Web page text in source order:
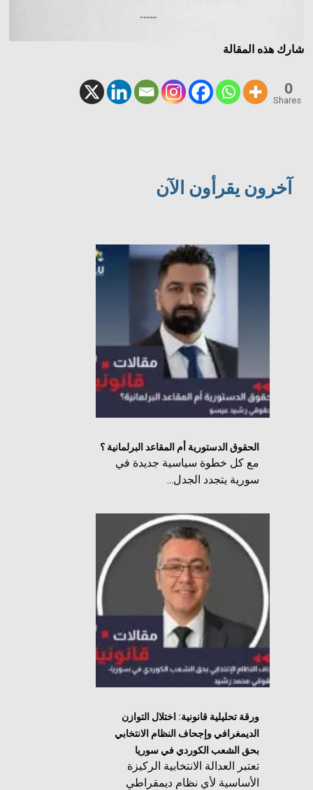
آخرون يقرأون الآن
الحقوق الدستورية أم المقاعد البرلمانية ؟
مع كل خطوة سياسية جديدة في
سورية يتجدد الجدل...
ورقة تحليلية قانونية: اختلال التوازن
الديمغرافي وإجحاف النظام الانتخابي
بحق الشعب الكوردي في سوريا
تعتبر العدالة الانتخابية الركيزة
الأساسية لأي نظام ديمقراطي
شارك هذه المقالة
0
Shares